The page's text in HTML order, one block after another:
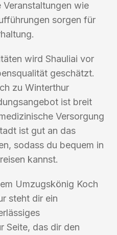
wie
sorgen für
wird Shauliai vor
geschätzt.
zu Winterthur
ist breit
Versorgung
ist gut an das
sodass du bequem in
kannst.
Umzugskönig Koch
steht dir ein
Seite, das dir den